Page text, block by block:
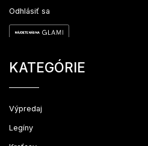
Odhlásiť sa
KATEGÓRIE
Výpredaj
Legíny